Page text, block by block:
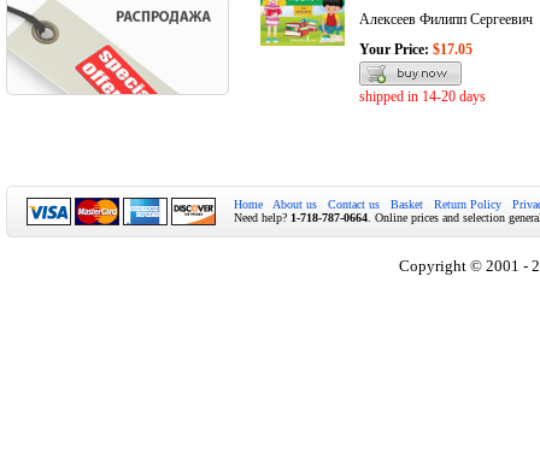
Алексеев Филипп Сергеевич
Your Price: $17.05
shipped in 14-20 days
Home About us Contact us Basket Return Policy
Need help? 1-718-787-0664 . Online prices and selection
Copyright © 2001 -